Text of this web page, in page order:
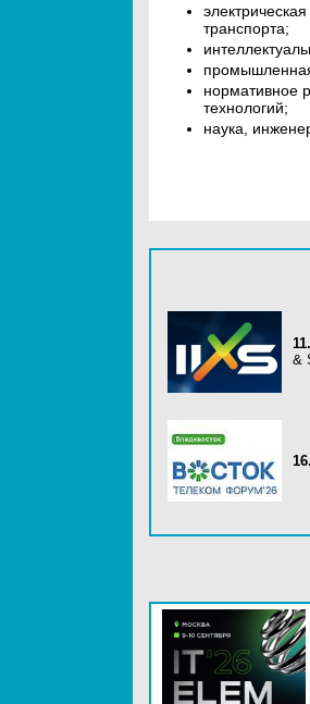
транспорта;
промышленная
нормативное
технологий;
наука,
&